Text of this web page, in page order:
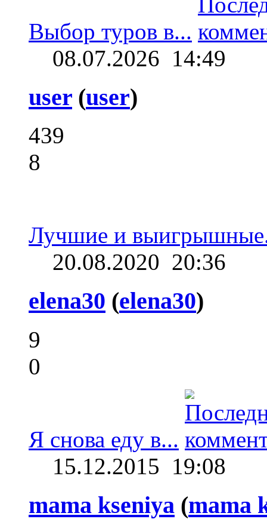
Выбор туров в...
08.07.2026 14:49
user (user)
439
8
Лучшие и
20.08.2020 20:36
elena30 (elena30)
9
0
Я снова еду в...
15.12.2015 19:08
mama kseniya (mama